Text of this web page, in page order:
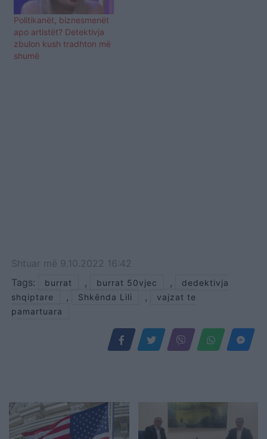
Politikanët, biznesmenët
apo artistët? Detektivja
zbulon kush tradhton më
shumë
Shtuar më 9.10.2022 16:42
Tags:
burrat , burrat 50vjec ,
dedektivja
shqiptare
, Shkënda Lili ,
vajzat te
pamartuara